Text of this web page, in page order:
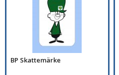
BP Skattemärke